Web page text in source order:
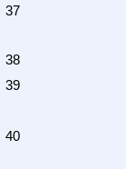
37
38
39
40